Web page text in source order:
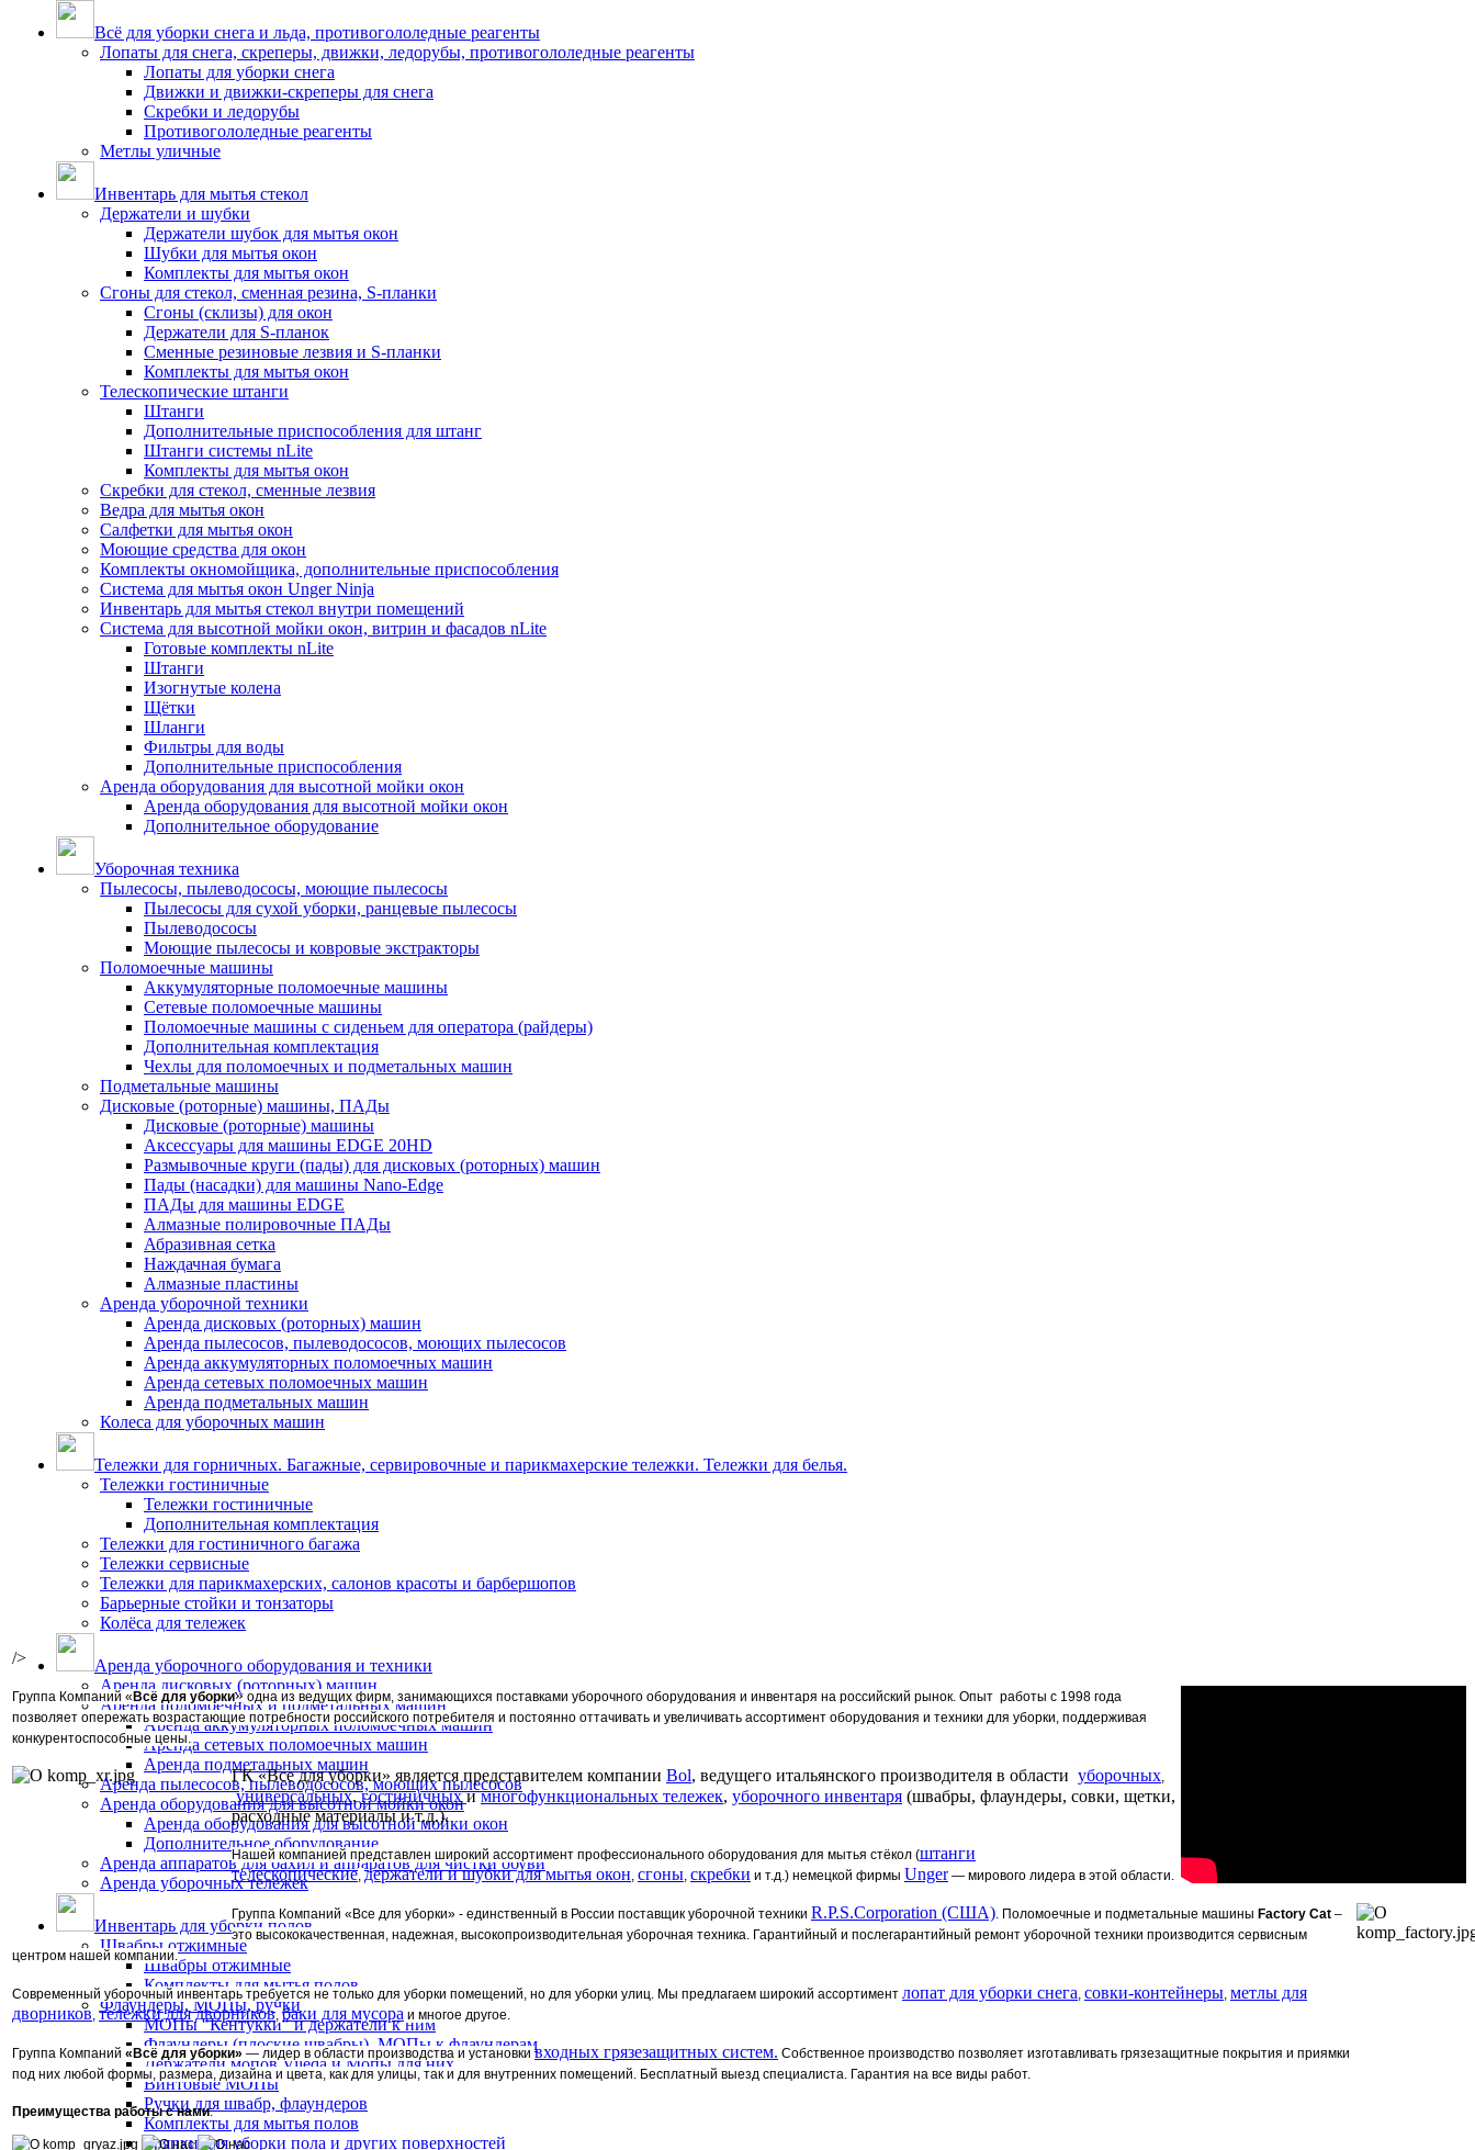
Всё для уборки снега и льда, противогололедные реагенты
Лопаты для снега, скреперы, движки, ледорубы, противогололедные реагенты
Лопаты для уборки снега
Движки и движки-скреперы для снега
Скребки и ледорубы
Противогололедные реагенты
Метлы уличные
Инвентарь для мытья стекол
Держатели и шубки
Держатели шубок для мытья окон
Шубки для мытья окон
Комплекты для мытья окон
Сгоны для стекол, сменная резина, S-планки
Сгоны (склизы) для окон
Держатели для S-планок
Сменные резиновые лезвия и S-планки
Комплекты для мытья окон
Телескопические штанги
Штанги
Дополнительные приспособления для штанг
Штанги системы nLite
Комплекты для мытья окон
Скребки для стекол, сменные лезвия
Ведра для мытья окон
Салфетки для мытья окон
Моющие средства для окон
Комплекты окномойщика, дополнительные приспособления
Система для мытья окон Unger Ninja
Инвентарь для мытья стекол внутри помещений
Система для высотной мойки окон, витрин и фасадов nLite
Готовые комплекты nLite
Штанги
Изогнутые колена
Щётки
Шланги
Фильтры для воды
Дополнительные приспособления
Аренда оборудования для высотной мойки окон
Аренда оборудования для высотной мойки окон
Дополнительное оборудование
Уборочная техника
Пылесосы, пылеводососы, моющие пылесосы
Пылесосы для сухой уборки, ранцевые пылесосы
Пылеводососы
Моющие пылесосы и ковровые экстракторы
Поломоечные машины
Аккумуляторные поломоечные машины
Сетевые поломоечные машины
Поломоечные машины с сиденьем для оператора (райдеры)
Дополнительная комплектация
Чехлы для поломоечных и подметальных машин
Подметальные машины
Дисковые (роторные) машины, ПАДы
Дисковые (роторные) машины
Аксессуары для машины EDGE 20HD
Размывочные круги (пады) для дисковых (роторных) машин
Пады (насадки) для машины Nano-Edge
ПАДы для машины EDGE
Алмазные полировочные ПАДы
Абразивная сетка
Наждачная бумага
Алмазные пластины
Аренда уборочной техники
Аренда дисковых (роторных) машин
Аренда пылесосов, пылеводососов, моющих пылесосов
Аренда аккумуляторных поломоечных машин
Аренда сетевых поломоечных машин
Аренда подметальных машин
Колеса для уборочных машин
Тележки для горничных. Багажные, сервировочные и парикмахерские тележки. Тележки для белья.
Тележки гостиничные
Тележки гостиничные
Дополнительная комплектация
Тележки для гостиничного багажа
Тележки сервисные
Тележки для парикмахерских, салонов красоты и барбершопов
Барьерные стойки и тонзаторы
Колёса для тележек
Аренда уборочного оборудования и техники
Аренда дисковых (роторных) машин
Аренда поломоечных и подметальных машин
Аренда аккумуляторных поломоечных машин
Аренда сетевых поломоечных машин
Аренда подметальных машин
Аренда пылесосов, пылеводососов, моющих пылесосов
Аренда оборудования для высотной мойки окон
Аренда оборудования для высотной мойки окон
Дополнительное оборудование
Аренда аппаратов для бахил и аппаратов для чистки обуви
Аренда уборочных тележек
Инвентарь для уборки полов
Швабры отжимные
Швабры отжимные
Комплекты для мытья полов
Флаундеры, МОПы, ручки
МОПы "Кентукки" и держатели к ним
Флаундеры (плоские швабры), МОПы к флаундерам
Держатели мопов Vileda и Мопы для них
Винтовые МОПы
Ручки для швабр, флаундеров
Комплекты для мытья полов
Тряпки для уборки пола и других поверхностей
/>
Группа Компаний « Всё для уборки» одна из ведущих фирм, занимающихся поставками уборочного оборудования и инвентаря на российский рынок. Опыт работы с 1998 года
позволяет опережать возрастающие потребности российского потребителя и постоянно оттачивать и увеличивать ассортимент оборудования и техники для уборки, поддерживая
конкурентоспособные цены.
ГК «Все для уборки» является представителем компании Bol, ведущего итальянского производителя в области уборочных,
универсальных,гостиничныхимногофункциональных тележек, уборочного инвентаря (швабры, флаундеры, совки, щетки,
расходные материалы и т.д.).
Нашей компанией представлен широкий ассортимент профессионального оборудования для мытья стёкол (штанги
телескопические, держатели и шубки для мытья окон, сгоны, скребки и т.д.) немецкой фирмы Unger — мирового лидера в этой области.
Группа Компаний «Все для уборки» - единственный в России поставщик уборочной техники R.P.S.Corporation (США). Поломоечные и подметальные машины Factory Cat –
это высококачественная, надежная, высокопроизводительная уборочная техника. Гарантийный и послегарантийный ремонт уборочной техники производится сервисным
центром нашей компании.
Современный уборочный инвентарь требуется не только для уборки помещений, но для уборки улиц. Мы предлагаем широкий ассортимент лопат для уборки снега, совки-контейнеры, метлы для
дворников, тележки для дворников, баки для мусора и многое другое.
Группа Компаний «Всё для уборки» — лидер в области производства и установки входных грязезащитных систем. Собственное производство позволяет изготавливать грязезащитные покрытия и приямки
под них любой формы, размера, дизайна и цвета, как для улицы, так и для внутренних помещений. Бесплатный выезд специалиста. Гарантия на все виды работ.
Преимущества работы с нами: